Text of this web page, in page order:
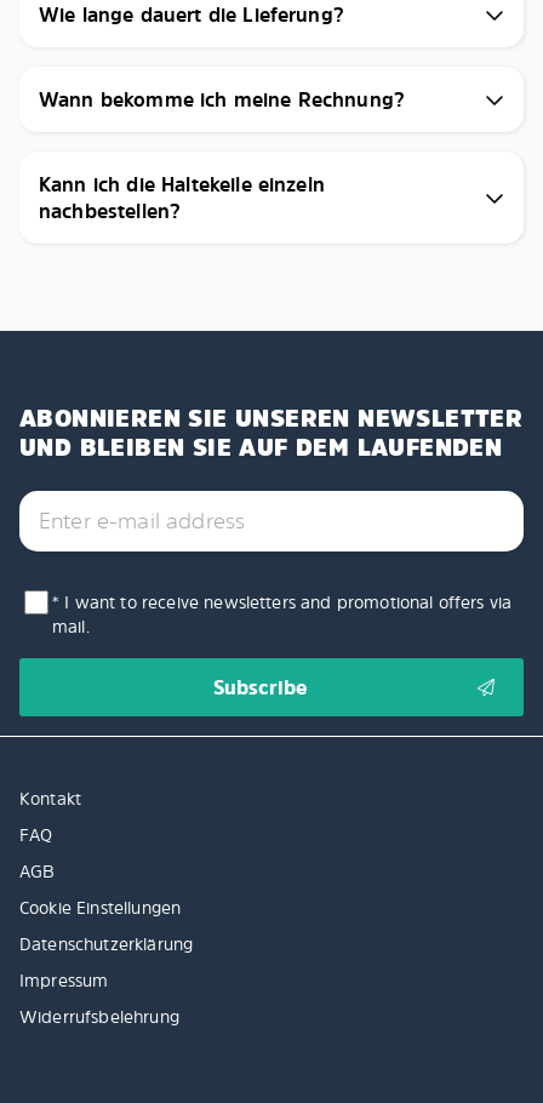
Wie lange dauert die Lieferung?
Wann bekomme ich meine Rechnung?
Kann ich die Haltekeile einzeln
nachbestellen?
ABONNIEREN SIE UNSEREN NEWSLETTER
UND BLEIBEN SIE AUF DEM LAUFENDEN
* I want to receive newsletters and promotional offers via
mail.
Kontakt
FAQ
AGB
Cookie Einstellungen
Datenschutzerklärung
Impressum
Widerrufsbelehrung